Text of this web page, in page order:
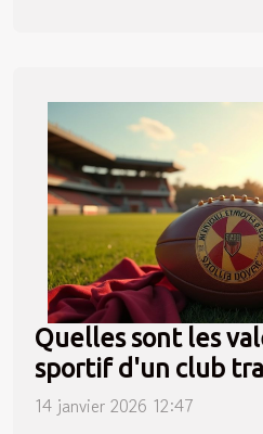
Quelles sont les
sportif d'un club
14 janvier 2026 12:47